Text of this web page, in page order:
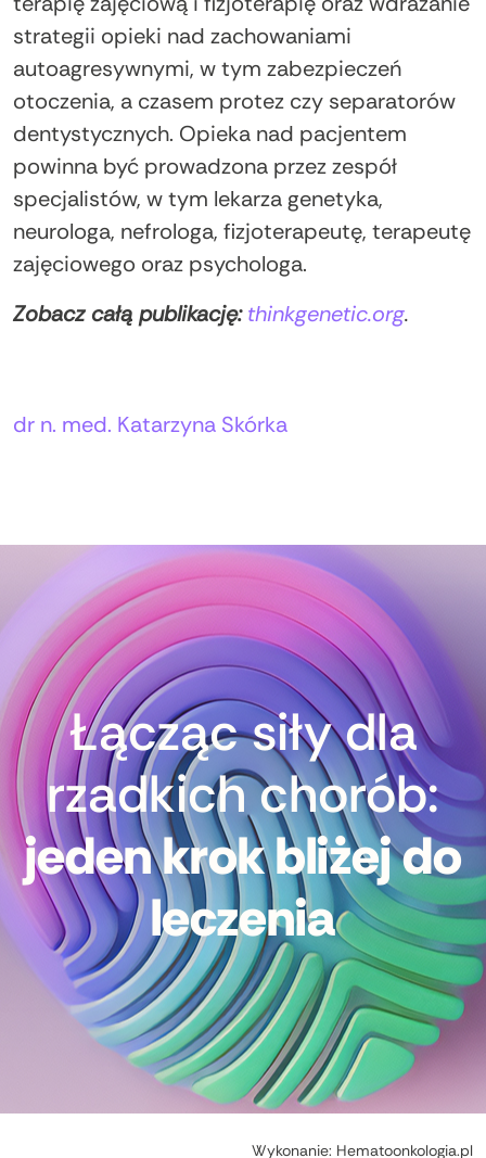
strategii opieki nad zachowaniami
autoagresywnymi, w tym zabezpieczeń
otoczenia, a czasem protez czy separatorów
dentystycznych. Opieka nad pacjentem
powinna być prowadzona przez zespół
specjalistów, w tym lekarza genetyka,
neurologa, nefrologa, fizjoterapeutę, terapeutę
zajęciowego oraz psychologa.
Zobacz całą publikację: thinkgenetic.org.
Autorzy:
dr n. med. Katarzyna Skórka
Łącząc siły dla
rzadkich chorób:
jeden krok bliżej do
leczenia
Wykonanie: Hematoonkologia.pl